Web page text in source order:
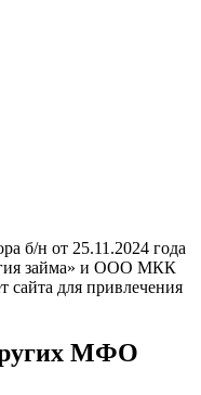
б/н от 25.11.2024 года
займа» и ООО МКК
сайта для привлечения
МФО